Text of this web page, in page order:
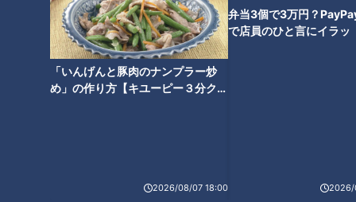
「いんげんと豚肉のナンプラー炒
め」の作り方【キユーピー３分クッ
2026/08/07 18:00
弁当3個で3万円？
で店員のひと言にイラッ
2026/